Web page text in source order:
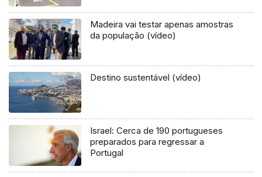
Madeira vai testar apenas amostras
da população (vídeo)
Destino sustentável (vídeo)
Israel: Cerca de 190 portugueses
preparados para regressar a
Portugal